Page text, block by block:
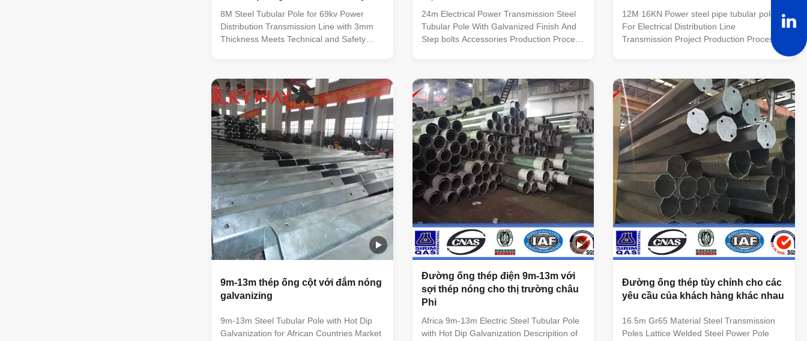
thuật và an toàn
8M Steel Tubular Pole for 69kv Power
Distribution Transmission Line with 3mm
Thickness Meets Technical and Safety
and offer far greater corrosion resilience
due to the self-cleaning nature of a
tapered structure. Steel poles can be
designed for use to be installed in lieu of
towers without needing to compromise on
height and span lengths and offer the
advantages of a much smaller easement
and
24m Electrical Power Transmission Steel
Tubular Pole With Galvanized Finish And
Step bolts Accessories Production Process
machine, hydraulic plate shears machine,
shears machine, slitting machine, 208T
hydraulic straightener, etc. All the purpose
is to produce good quality steel poles. The
fabrication process as cut plate, bending,
forming, automatic welding, drill holes,
quality check before
12M 16KN Power steel pipe tubular poles
For Electrical Distribution Line
Transmission Project Production Process
Our factory own advance production line,
machine, hydraulic plate shears machine,
shears machine, slitting machine, 208T
hydraulic straightener, etc. All the purpose
is to produce good quality steel poles. The
fabrication process as cut plate, bending,
forming, automatic welding, drill holes,
quality check before galvanized,
9m-13m thép ống cột với đắm nóng
galvanizing
9m-13m Steel Tubular Pole with Hot Dip
Galvanization for African Countries Market
Đường ống thép điện 9m-13m với
sợi thép nóng cho thị trường châu
Phi
Africa 9m-13m Electric Steel Tubular Pole
with Hot Dip Galvanization Descripition of
Đường ống thép tùy chỉnh cho các
yêu cầu của khách hàng khác nhau
16.5m Gr65 Material Steel Transmission
Poles Lattice Welded Steel Power Pole